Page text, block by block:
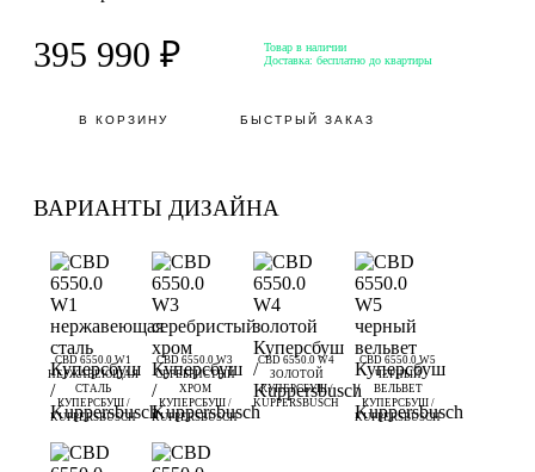
ВАРИАНТЫ ДИЗАЙНА
CBD 6550.0 W1
НЕРЖАВЕЮЩАЯ
СТАЛЬ
КУПЕРСБУШ /
KUPPERSBUSCH
CBD 6550.0 W3
СЕРЕБРИСТЫЙ
ХРОМ
КУПЕРСБУШ /
KUPPERSBUSCH
CBD 6550.0 W4
ЗОЛОТОЙ
КУПЕРСБУШ /
KUPPERSBUSCH
CBD 6550.0 W5
ЧЕРНЫЙ
ВЕЛЬВЕТ
КУПЕРСБУШ /
KUPPERSBUSCH
395 990 ₽
Товар в наличии
Доставка: бесплатно до квартиры
В КОРЗИНУ БЫСТРЫЙ ЗАКАЗ